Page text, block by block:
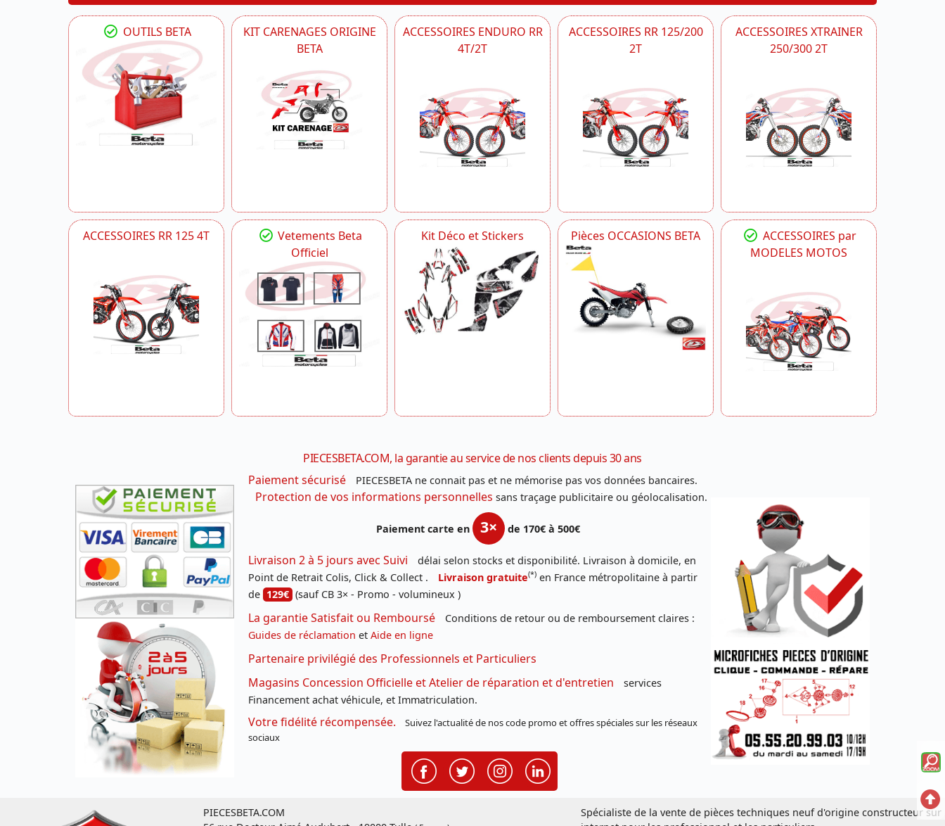
OUTILS BETA
KIT CARENAGES ORIGINE
BETA
ACCESSOIRES ENDURO RR
4T/2T
ACCESSOIRES RR 125/200
2T
ACCESSOIRES XTRAINER
250/300 2T
ACCESSOIRES RR 125 4T
Vetements Beta
Officiel
Kit Déco et Stickers Pièces OCCASIONS BETA
ACCESSOIRES par
MODELES MOTOS
PIECESBETA.COM, la garantie au service de nos clients depuis 30 ans
Paiement sécurisé
PIECESBETA ne connait pas et ne mémorise pas vos données bancaires.
Protection de vos informations personnelles sans traçage publicitaire ou géolocalisation.
Paiement carte en 3× de 170€ à 500€
Livraison 2 à 5 jours avec Suivi
délai selon stocks et disponibilité. Livraison à domicile, en
Point de Retrait Colis, Click & Collect .
Livraison gratuite(*) en France métropolitaine à partir
de 129€ (sauf CB 3× - Promo - volumineux )
La garantie Satisfait ou Remboursé
Conditions de retour ou de remboursement claires :
Guides de réclamation et Aide en ligne
Partenaire privilégié des Professionnels et Particuliers
Magasins Concession Officielle et Atelier de réparation et d'entretien
services
Financement achat véhicule, et Immatriculation.
Votre fidélité récompensée.
Suivez l'actualité de nos code promo et offres spéciales sur les réseaux
sociaux
PIECESBETA.COM
Spécialiste de la vente de pièces techniques neuf d'origine constructeur sur
la